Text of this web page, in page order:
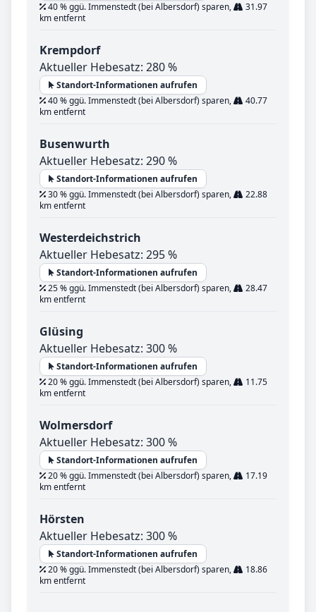
40 % ggü. Immenstedt (bei Albersdorf) sparen,
31.97
km entfernt
Krempdorf
Aktueller Hebesatz: 280 %
Standort-Informationen aufrufen
40 % ggü. Immenstedt (bei Albersdorf) sparen,
40.77
km entfernt
Busenwurth
Aktueller Hebesatz: 290 %
Standort-Informationen aufrufen
30 % ggü. Immenstedt (bei Albersdorf) sparen,
22.88
km entfernt
Westerdeichstrich
Aktueller Hebesatz: 295 %
Standort-Informationen aufrufen
25 % ggü. Immenstedt (bei Albersdorf) sparen,
28.47
km entfernt
Glüsing
Aktueller Hebesatz: 300 %
Standort-Informationen aufrufen
20 % ggü. Immenstedt (bei Albersdorf) sparen,
11.75
km entfernt
Wolmersdorf
Aktueller Hebesatz: 300 %
Standort-Informationen aufrufen
20 % ggü. Immenstedt (bei Albersdorf) sparen,
17.19
km entfernt
Hörsten
Aktueller Hebesatz: 300 %
Standort-Informationen aufrufen
20 % ggü. Immenstedt (bei Albersdorf) sparen,
18.86
km entfernt